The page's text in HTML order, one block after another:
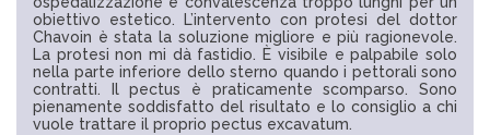
obiettivo estetico. L’intervento con protesi del dottor
Chavoin è stata la soluzione migliore e più ragionevole.
La protesi non mi dà fastidio. È visibile e palpabile solo
nella parte inferiore dello sterno quando i pettorali sono
contratti. Il pectus è praticamente scomparso. Sono
pienamente soddisfatto del risultato e lo consiglio a chi
vuole trattare il proprio pectus excavatum.